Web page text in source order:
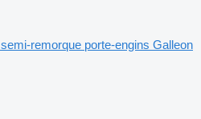
semi-remorque porte-engins Galleon